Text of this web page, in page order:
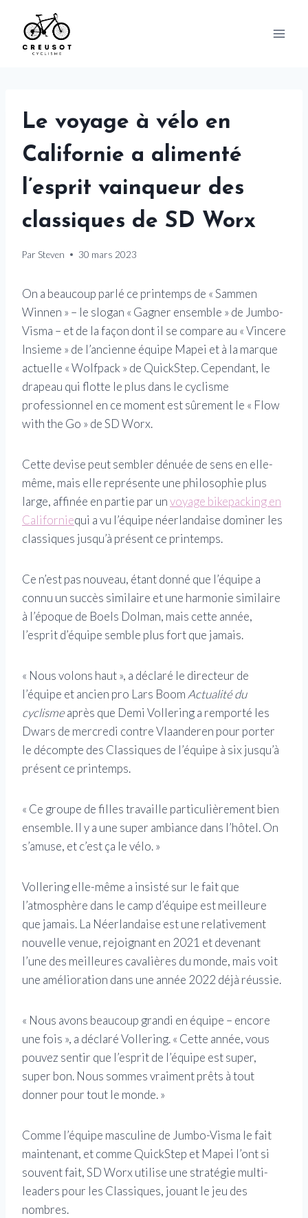
content
Le voyage à vélo en
Californie a alimenté
l’esprit vainqueur des
classiques de SD Worx
Par Steven 30 mars 2023
On a beaucoup parlé ce printemps de « Sammen
Winnen » – le slogan « Gagner ensemble » de Jumbo-
Visma – et de la façon dont il se compare au « Vincere
Insieme » de l’ancienne équipe Mapei et à la marque
actuelle « Wolfpack » de QuickStep. Cependant, le
drapeau qui flotte le plus dans le cyclisme
professionnel en ce moment est sûrement le « Flow
with the Go » de SD Worx.
Cette devise peut sembler dénuée de sens en elle-
même, mais elle représente une philosophie plus
large, affinée en partie par unvoyage bikepacking en
Californiequi a vu l’équipe néerlandaise dominer les
classiques jusqu’à présent ce printemps.
Ce n’est pas nouveau, étant donné que l’équipe a
connu un succès similaire et une harmonie similaire
à l’époque de Boels Dolman, mais cette année,
l’esprit d’équipe semble plus fort que jamais.
« Nous volons haut », a déclaré le directeur de
l’équipe et ancien pro Lars Boom Actualité du
cyclismeaprès que Demi Vollering a remporté les
Dwars de mercredi contre Vlaanderen pour porter
le décompte des Classiques de l’équipe à six jusqu’à
présent ce printemps.
« Ce groupe de filles travaille particulièrement bien
ensemble. Il y a une super ambiance dans l’hôtel. On
s’amuse, et c’est ça le vélo. »
Vollering elle-même a insisté sur le fait que
l’atmosphère dans le camp d’équipe est meilleure
que jamais. La Néerlandaise est une relativement
nouvelle venue, rejoignant en 2021 et devenant
l’une des meilleures cavalières du monde, mais voit
une amélioration dans une année 2022 déjà réussie.
« Nous avons beaucoup grandi en équipe – encore
une fois », a déclaré Vollering. « Cette année, vous
pouvez sentir que l’esprit de l’équipe est super,
super bon. Nous sommes vraiment prêts à tout
donner pour tout le monde. »
Comme l’équipe masculine de Jumbo-Visma le fait
maintenant, et comme QuickStep et Mapei l’ont si
souvent fait, SD Worx utilise une stratégie multi-
leaders pour les Classiques, jouant le jeu des
nombres.